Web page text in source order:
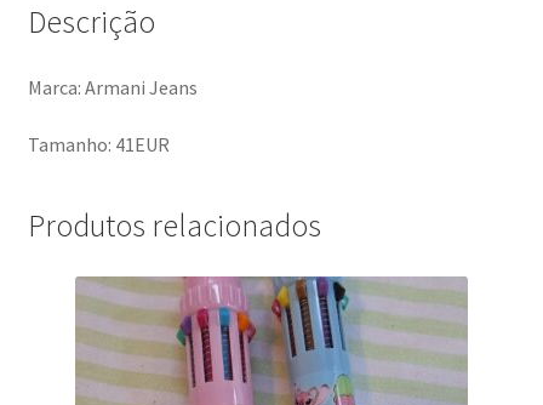
Descrição
Marca: Armani Jeans
Tamanho: 41EUR
Produtos relacionados